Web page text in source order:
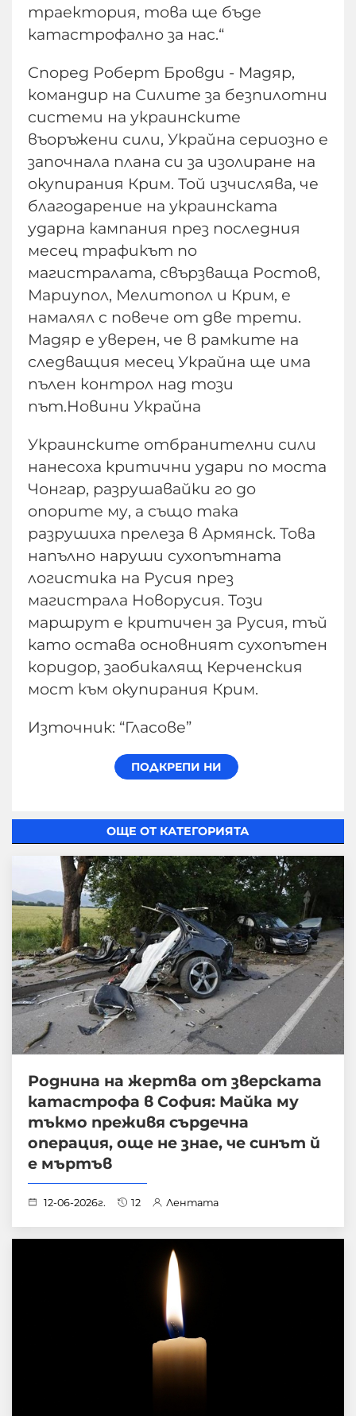
траектория, това ще бъде
катастрофално за нас.“
Според Роберт Бровди - Мадяр,
командир на Силите за безпилотни
системи на украинските
въоръжени сили, Украйна сериозно е
започнала плана си за изолиране на
окупирания Крим. Той изчислява, че
благодарение на украинската
ударна кампания през последния
месец трафикът по
магистралата, свързваща Ростов,
Мариупол, Мелитопол и Крим, е
намалял с повече от две трети.
Мадяр е уверен, че в рамките на
следващия месец Украйна ще има
пълен контрол над този
път.Новини Украйна
Украинските отбранителни сили
нанесоха критични удари по моста
Чонгар, разрушавайки го до
опорите му, а също така
разрушиха прелеза в Армянск. Това
напълно наруши сухопътната
логистика на Русия през
магистрала Новорусия. Този
маршрут е критичен за Русия, тъй
като остава основният сухопътен
коридор, заобикалящ Керченския
мост към окупирания Крим.
Източник: “Гласове”
ОЩЕ ОТ КАТЕГОРИЯТА
Роднина на жертва от зверската
катастрофа в София: Майка му
тъкмо преживя сърдечна
операция, още не знае, че синът й
е мъртъв
12-06-2026г. 12 Лентата